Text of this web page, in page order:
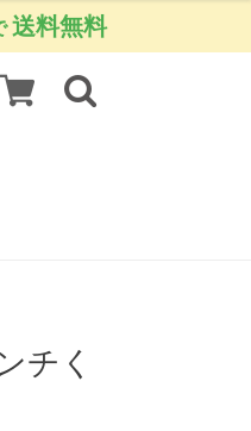
送料無料
チく